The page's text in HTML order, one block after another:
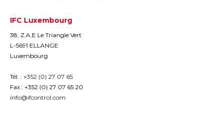
IFC Luxembourg
38, Z.A.E Le Triangle Vert
L-5691 ELLANGE
Luxembourg
Tél. : +352 (0) 27 07 65
Fax : +352 (0) 27 07 65 20
info@ifcontrol.com